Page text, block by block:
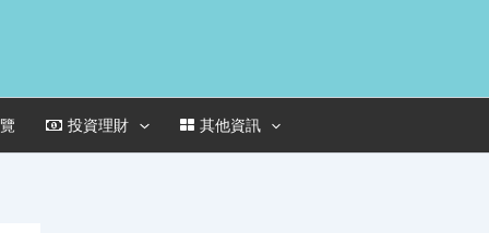
投資理財 其他資訊